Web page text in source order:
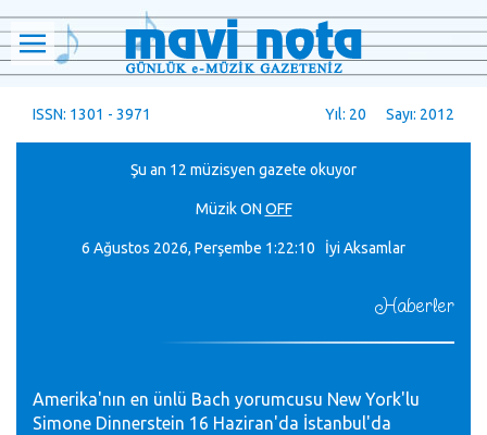
ISSN: 1301 - 3971 Yıl: 20 Sayı: 2012
Şu an 12 müzisyen gazete okuyor
MüzikON OFF
6 Ağustos 2026, Perşembe 1:22:10 İyi Aksamlar
Haberler
Amerika'nın en ünlü Bach yorumcusu New York'lu
Simone Dinnerstein 16 Haziran'da İstanbul'da